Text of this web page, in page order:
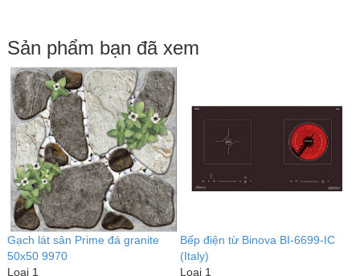
Sản phẩm bạn đã xem
Gạch lát sân Prime đá granite
50x50 9970
Loại 1
Bếp điện từ Binova BI-6699-IC
(Italy)
Loại 1